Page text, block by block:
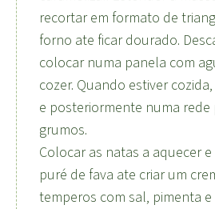
recortar em formato de
forno ate ficar dourado.
colocar numa panela com
cozer. Quando estiver
e posteriormente numa rede
grumos.
Colocar as natas a aquecer
puré de fava ate criar um
temperos com sal, pimenta